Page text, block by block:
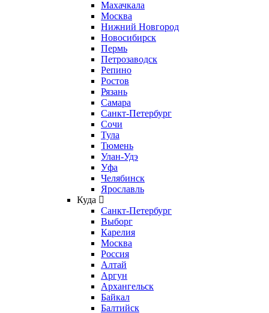
Махачкала
Москва
Нижний Новгород
Новосибирск
Пермь
Петрозаводск
Репино
Ростов
Рязань
Самара
Санкт-Петербург
Сочи
Тула
Тюмень
Улан-Удэ
Уфа
Челябинск
Ярославль
Куда
Санкт-Петербург
Выборг
Карелия
Москва
Россия
Алтай
Аргун
Архангельск
Байкал
Балтийск